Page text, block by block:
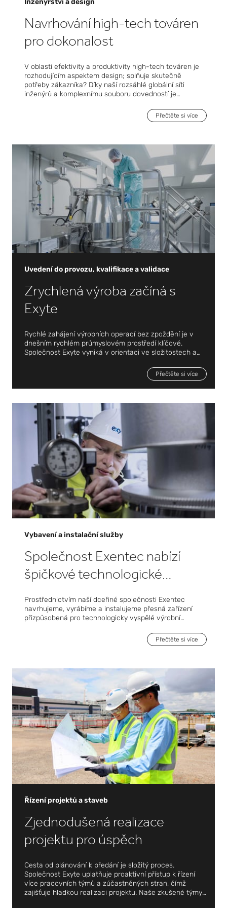
Inženýrství a design
Navrhování high-tech továren
pro dokonalost
V oblasti efektivity a produktivity high-tech továren je
rozhodujícím aspektem design; splňuje skutečně
potřeby zákazníka? Díky naší rozsáhlé globální síti
inženýrů a komplexnímu souboru dovedností je
tak bude. To, co nás odlišuje, je naše schopnost vyvíjet
zařízení, která nejen splňují, ale i překonávají očekávání
jejich výrobních zařízení. Společnost Exyte poskytuje
komplexní balíček služeb přesně na míru našim
klientům, od základního a podrobného inženýrství až po
nákladově efektivní optimalizaci a hodnocení
dodavatelů.
Přečtěte si více
Uvedení do provozu, kvalifikace a validace
Uvedení do provozu, kvalifikace a validace
Zrychlená výroba začíná s
Exyte
Rychlé zahájení výrobních operací bez zpoždění je v
dnešním rychlém průmyslovém prostředí klíčové.
Společnost Exyte vyniká v orientaci ve složitostech a
rostoucí automatizace, vznikajících pokroků v oblasti
průmyslu 4.0 a zpřísňujících se předpisů.
Přečtěte si více
Vybavení a instalační služby
Společnost Exentec nabízí
špičkové technologické
vybavení na míru pro přesnou
výrobu
Prostřednictvím naší dceřiné společnosti Exentec
navrhujeme, vyrábíme a instalujeme přesná zařízení
přizpůsobená pro technologicky vyspělé výrobní
a věd o živé přírodě poskytujeme sofistikovaná řešení,
jako jsou systémy čistých prostor, přesné klimatické
technologie pro snižování emisí plynů, vysoce výkonné
ventilační potrubí a další.
Přečtěte si více
Řízení projektů a staveb
Zjednodušená realizace
projektu pro úspěch
Cesta od plánování k předání je složitý proces.
Společnost Exyte uplatňuje proaktivní přístup k řízení
více pracovních týmů a zúčastněných stran, čímž
zajišťuje hladkou realizaci projektu. Naše zkušené týmy